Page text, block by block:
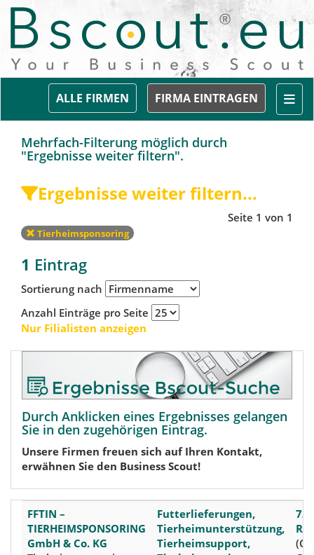
FIRMA EINTRAGEN
ALLE FIRMEN
Mehrfach-Filterung möglich durch
"Ergebnisse weiter filtern".
Ergebnisse weiter filtern...
Seite 1 von 1
Tierheimsponsoring
1 Eintrag
Sortierung nach
Anzahl Einträge pro Seite
Nur Filialisten anzeigen
Durch Anklicken eines Ergebnisses gelangen
Sie in den zugehörigen Eintrag.
Unsere Firmen freuen sich auf Ihren Kontakt,
erwähnen Sie den Business Scout!
FFTIN –
TIERHEIMSPONSORING
GmbH & Co. KG
Futterlieferungen,
Tierheimunterstützung,
Tierheimsupport,